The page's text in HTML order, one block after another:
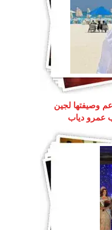
وصيفتها لجين
عمرو دياب